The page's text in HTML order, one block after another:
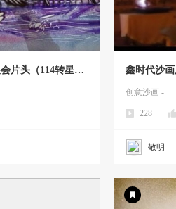
片头（114转星海
鑫时代沙
创意沙画 -
228
敬明